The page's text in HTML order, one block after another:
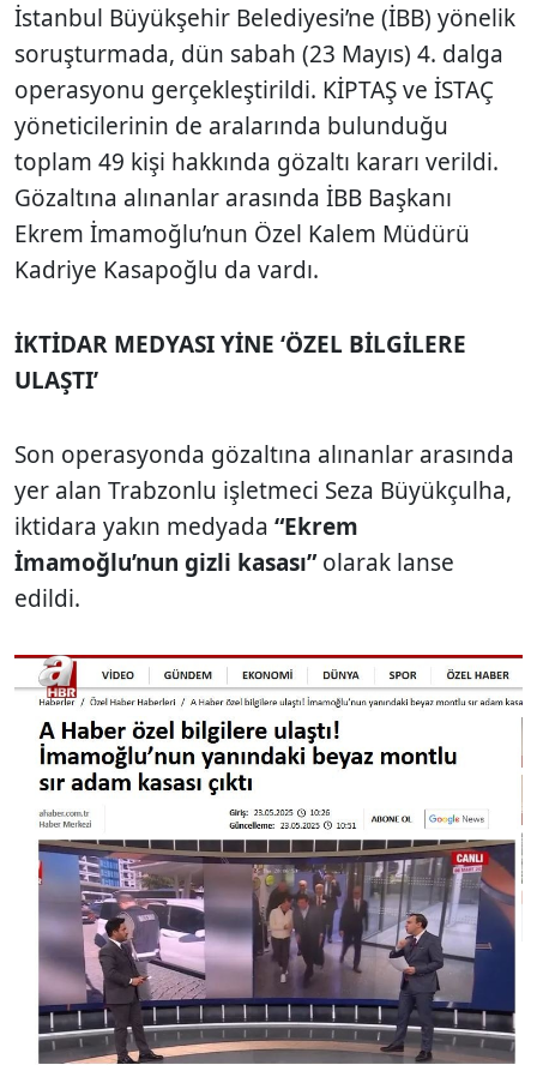
İstanbul Büyükşehir Belediyesi’ne (İBB) yönelik
soruşturmada, dün sabah (23 Mayıs) 4. dalga
operasyonu gerçekleştirildi. KİPTAŞ ve İSTAÇ
yöneticilerinin de aralarında bulunduğu
toplam 49 kişi hakkında gözaltı kararı verildi.
Gözaltına alınanlar arasında İBB Başkanı
Ekrem İmamoğlu’nun Özel Kalem Müdürü
Kadriye Kasapoğlu da vardı.
İKTİDAR MEDYASI YİNE ‘ÖZEL BİLGİLERE
ULAŞTI’
Son operasyonda gözaltına alınanlar arasında
yer alan Trabzonlu işletmeci Seza Büyükçulha,
iktidara yakın medyada “Ekrem
İmamoğlu’nun gizli kasası”olarak lanse
edildi.